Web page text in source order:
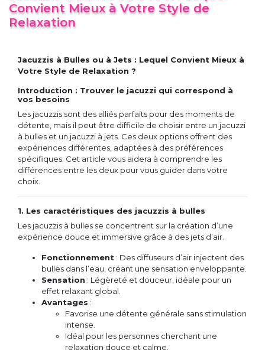
Convient Mieux à Votre Style de
Relaxation
Jacuzzis à Bulles ou à Jets : Lequel Convient Mieux à
Votre Style de Relaxation ?
Introduction : Trouver le jacuzzi qui correspond à
vos besoins
Les jacuzzis sont des alliés parfaits pour des moments de
détente, mais il peut être difficile de choisir entre un jacuzzi
à bulles et un jacuzzi à jets. Ces deux options offrent des
expériences différentes, adaptées à des préférences
spécifiques. Cet article vous aidera à comprendre les
différences entre les deux pour vous guider dans votre
choix.
1. Les caractéristiques des jacuzzis à bulles
Les jacuzzis à bulles se concentrent sur la création d’une
expérience douce et immersive grâce à des jets d’air.
Fonctionnement : Des diffuseurs d’air injectent des
bulles dans l’eau, créant une sensation enveloppante.
Sensation : Légèreté et douceur, idéale pour un
effet relaxant global.
Avantages :
Favorise une détente générale sans stimulation
intense.
Idéal pour les personnes cherchant une
relaxation douce et calme.